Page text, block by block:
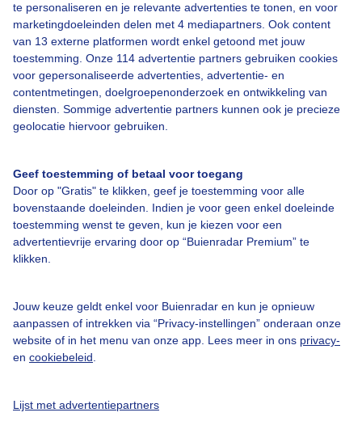
te personaliseren en je relevante advertenties te tonen, en voor
marketingdoeleinden delen met 4 mediapartners. Ook content
van 13 externe platformen wordt enkel getoond met jouw
toestemming. Onze 114 advertentie partners gebruiken cookies
voor gepersonaliseerde advertenties, advertentie- en
contentmetingen, doelgroepenonderzoek en ontwikkeling van
diensten. Sommige advertentie partners kunnen ook je precieze
geolocatie hiervoor gebruiken.
Geef toestemming of betaal voor toegang
Door op "Gratis" te klikken, geef je toestemming voor alle
bovenstaande doeleinden. Indien je voor geen enkel doeleinde
toestemming wenst te geven, kun je kiezen voor een
advertentievrije ervaring door op “Buienradar Premium” te
klikken.
Jouw keuze geldt enkel voor Buienradar en kun je opnieuw
aanpassen of intrekken via “Privacy-instellingen” onderaan onze
website of in het menu van onze app. Lees meer in ons privacy-
en cookiebeleid
Lijst met advertentiepartners
Over Buienradar
Contact
Toegankelijkheid
Gebruikersvoorwaarden
Buienradar Team
Privacy beleid
Cookie beleid
Gratis weerdata